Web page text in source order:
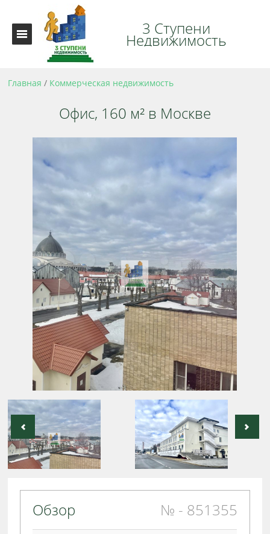
3 Ступени
Недвижимость
Главная / Коммерческая недвижимость
Офис, 160 м² в Москве
Обзор № - 851355